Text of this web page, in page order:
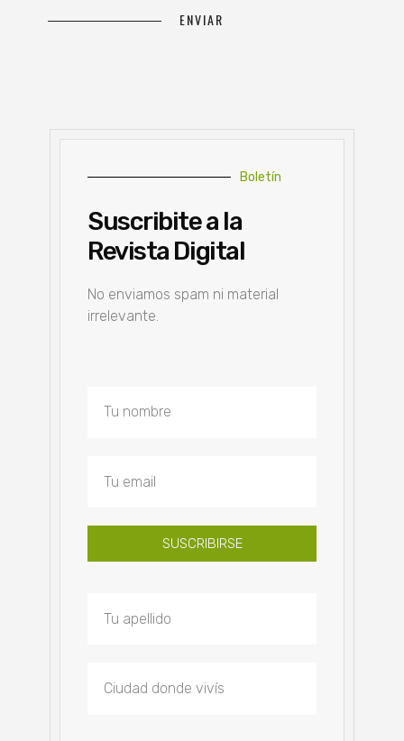
Boletín
Suscribite a la
Revista Digital
No enviamos spam ni material
irrelevante.
SUSCRIBIRSE